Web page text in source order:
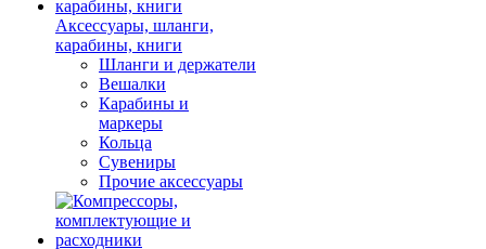
Аксессуары, шланги,
карабины, книги
Шланги и держатели
Вешалки
Карабины и
маркеры
Кольца
Сувениры
Прочие аксессуары